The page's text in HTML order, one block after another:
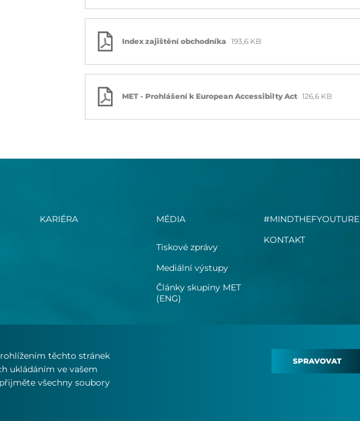
Index zajištění obchodníka 193,6 KB
MET - Prohlášení k European Accessibilty Act 126,6 KB
KARIÉRA MÉDIA
Tiskové zprávy
Mediální výstupy
Články skupiny MET
(ENG)
#MINDTHEFYOUTURE
KONTAKT
těchto stránek
ukládáním ve vašem
všechny soubory
SPRAVOVAT